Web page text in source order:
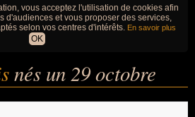
vous acceptez l'utilisation de cookies afin
d'audiences et vous proposer des services,
selon vos centres d'intérêts. En savoir plus
OK
nés un 29 octobre